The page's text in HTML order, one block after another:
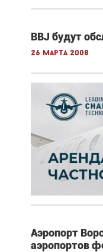
BBJ будут
26 марта 2008
Аэропорт
аэропортов